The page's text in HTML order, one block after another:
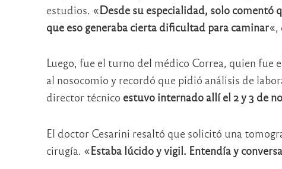
estudios. «Desde su especialidad, solo comentó
que eso generaba cierta dificultad para caminar«,
Luego, fue el turno del médico Correa, quien fue
al nosocomio y recordó que pidió análisis de
director técnico estuvo internado allí el 2 y 3 de
El doctor Cesarini resaltó que solicitó una
cirugía. «Estaba lúcido y vigil. Entendía y